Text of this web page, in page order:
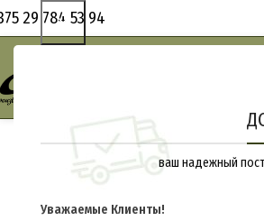
ваш надежный
Уважаемые Клиенты!
29 784 53 94